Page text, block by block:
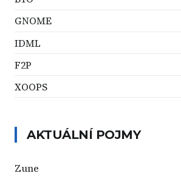
GNOME
IDML
F2P
XOOPS
AKTUÁLNÍ POJMY
Zune